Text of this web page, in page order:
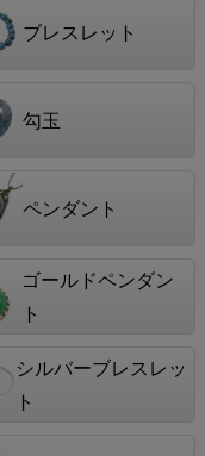
ブレスレット
勾玉
ペンダント
ゴールドペンダン
ト
シルバーブレスレッ
ト